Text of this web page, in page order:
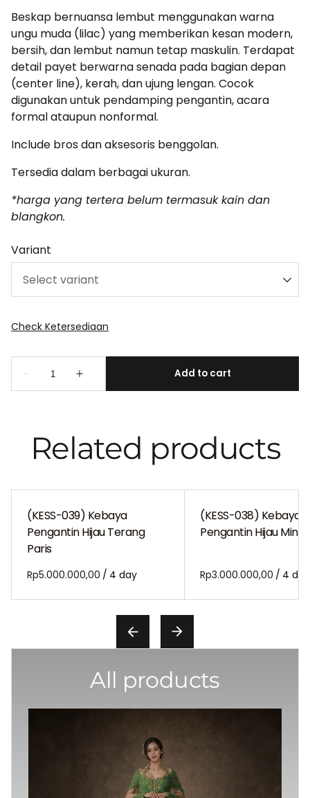
Beskap bernuansa lembut menggunakan warna
ungu muda (lilac) yang memberikan kesan modern,
bersih, dan lembut namun tetap maskulin. Terdapat
detail payet berwarna senada pada bagian depan
(center line), kerah, dan ujung lengan. Cocok
digunakan untuk pendamping pengantin, acara
formal ataupun nonformal.
Include bros dan aksesoris benggolan.
Tersedia dalam berbagai ukuran.
*harga yang tertera belum termasuk kain dan
blangkon.
Variant
Related products
(KESS-039) Kebaya
Pengantin Hijau Terang
Paris
/
(KESS-038) Kebaya
Pengantin Hijau Mint
/
All products